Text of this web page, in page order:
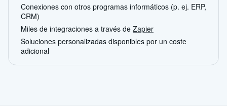
Conexiones con otros programas informáticos (p. ej. ERP,
CRM)
Miles de integraciones a través de Zapier
Soluciones personalizadas disponibles por un coste
adicional